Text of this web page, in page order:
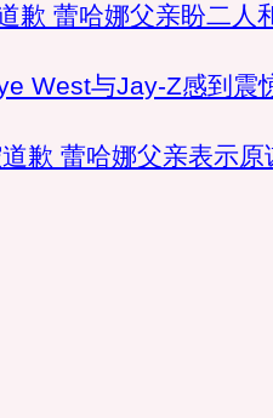
歉 蕾哈娜父亲盼二人
West与Jay-Z感到震
歉 蕾哈娜父亲表示原